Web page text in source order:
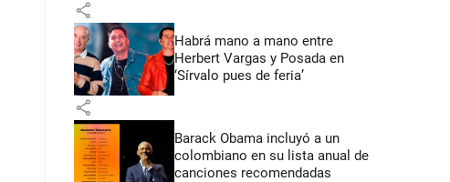
share
Habrá mano a mano entre
Herbert Vargas y Posada en
‘Sírvalo pues de feria’
share
Barack Obama incluyó a un
colombiano en su lista anual de
canciones recomendadas